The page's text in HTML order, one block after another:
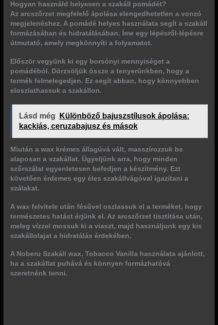
Hogyan használd helyesen a szakáll pomádét?
Az arcszőrzet megfelelő ápolása elengedhetetlen a vonzó
megjelenéshez. A pomádé helyes használata segít a szakáll
formázásában és hidratálásában. Íme egy lépésről-lépésre
útmutató, amely megkönnyíti a folyamatot.
Először vegyünk ki egy borsónyi mennyiséget a
pomádéból. Dörzsöljük össze a tenyerünkben, hogy a
termék felmelegedjen. Ez segít abban, hogy könnyebben
eloszlathassuk a szakállon.
Lásd még
Különböző bajuszstílusok ápolása:
kackiás, ceruzabajusz és mások
Miután a wax krémes állagúvá vált, masszírozzuk be
alaposan a szakállat. Ügyeljünk arra, hogy minden
szőrszálat egyenletesen befedjen a készítmény. Ezt
követően érdemes egy éles szakállvágóval igazítani a
szálakat.
A wax felvitele után fésűvel oszlassuk el a terméket, hogy
természetes hatást érjünk el. Az arcszőrzet tisztítása után,
meleg vízzel mossuk ki a viaszt, majd használjunk egy kis
szakállolajat a hidratálás érdekében.
A Noberu Szakáll wax, Tobacco Vanilla használata ajánlott,
ha a szakállat puhává és könnyen formázhatóvá
szeretnénk tenni.